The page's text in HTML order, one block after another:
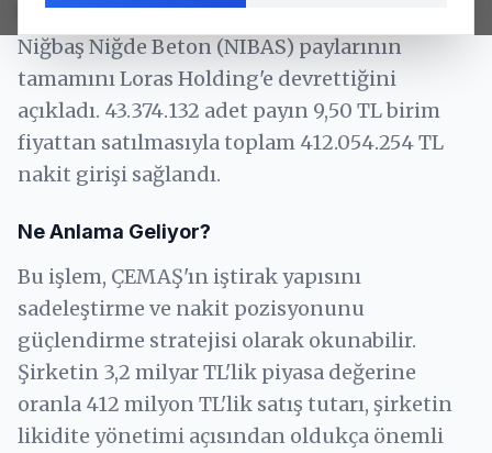
Yatırım A.Ş. aracılığıyla elinde bulundurduğu
Niğbaş Niğde Beton (NIBAS) paylarının
tamamını Loras Holding'e devrettiğini
açıkladı. 43.374.132 adet payın 9,50 TL birim
fiyattan satılmasıyla toplam 412.054.254 TL
nakit girişi sağlandı.
Ne Anlama Geliyor?
Bu işlem, ÇEMAŞ'ın iştirak yapısını
sadeleştirme ve nakit pozisyonunu
güçlendirme stratejisi olarak okunabilir.
Şirketin 3,2 milyar TL'lik piyasa değerine
oranla 412 milyon TL'lik satış tutarı, şirketin
likidite yönetimi açısından oldukça önemli